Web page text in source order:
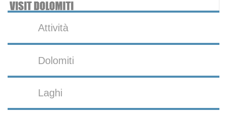
Attività
Dolomiti
Laghi